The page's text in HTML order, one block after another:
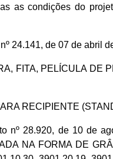
as condições do
nº 24.141, de 07 de abril
FITA, PELÍCULA DE
RECIPIENTE
nº 28.920, de 10 de
NA FORMA DE